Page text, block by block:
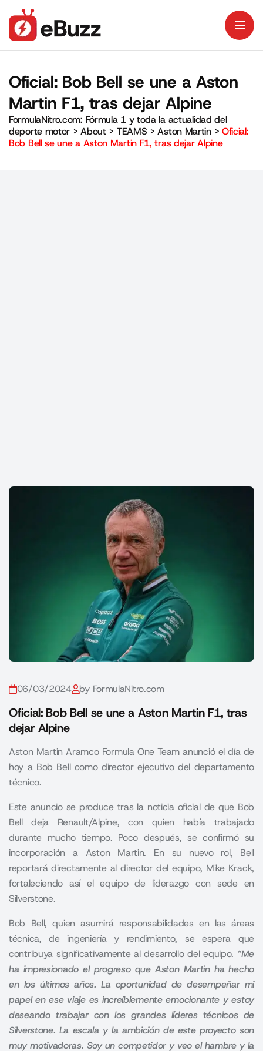
Oficial: Bob Bell se une a Aston
Martin F1, tras dejar Alpine
FormulaNitro.com: Fórmula 1 y toda la actualidad del
deporte motor >About> TEAMS >Aston Martin> Oficial:
Bob Bell se une a Aston Martin F1, tras dejar Alpine
06/03/2024 by FormulaNitro.com
Oficial: Bob Bell se une a Aston Martin F1, tras
dejar Alpine
Aston Martin Aramco Formula One Team anunció el día de
hoy a Bob Bell como director ejecutivo del departamento
técnico.
Este anuncio se produce tras la noticia oficial de que Bob
Bell deja Renault/Alpine, con quien había trabajado
durante mucho tiempo. Poco después, se confirmó su
incorporación a Aston Martin. En su nuevo rol, Bell
reportará directamente al director del equipo, Mike Krack,
fortaleciendo así el equipo de liderazgo con sede en
Silverstone.
Bob Bell, quien asumirá responsabilidades en las áreas
técnica, de ingeniería y rendimiento, se espera que
contribuya significativamente al desarrollo del equipo. “Me
ha impresionado el progreso que Aston Martin ha hecho
en los últimos años. La oportunidad de desempeñar mi
papel en ese viaje es increíblemente emocionante y estoy
deseando trabajar con los grandes líderes técnicos de
Silverstone. La escala y la ambición de este proyecto son
muy motivadoras. Soy un competidor y veo el hambre y la